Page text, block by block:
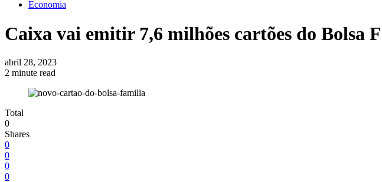
Economia
Caixa vai emitir 7,6 milhões cartões do Bolsa
abril 28, 2023
2 minute read
Total
0
Shares
0
0
0
0